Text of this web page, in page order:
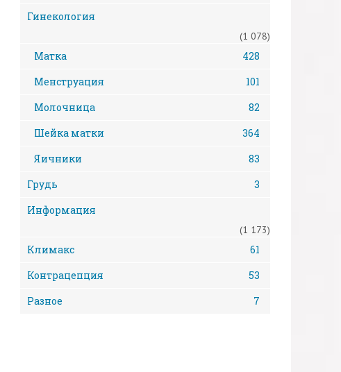
Гинекология
(1 078)
Матка
428
Менструация
101
Молочница
82
Шейка матки
364
Яичники
83
Грудь
3
Информация
(1 173)
Климакс
61
Контрацепция
53
Разное
7